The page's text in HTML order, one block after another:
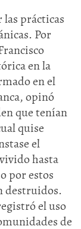
prácticas
Por
en la
en el
opinó
que tenían
quise
el
hasta
por estos
destruidos.
el uso
de